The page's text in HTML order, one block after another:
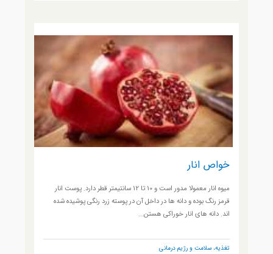
خواص انار
میوه انار معمولا مدور است و 10 تا 12 سانتیمتر قطر دارد. پوست انار
قرمز رنگ بوده و دانه ها در داخل آن در پوسته زرد رنگی پوشیده شده
اند. دانه های انار خوراکی هستن...
تغذیه، سلامت و رژیم درمانی